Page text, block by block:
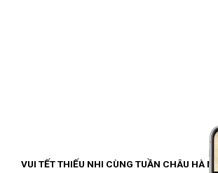
VUI TẾT THIẾU NHI CÙNG TUẦN CHÂU HÀ NỘI